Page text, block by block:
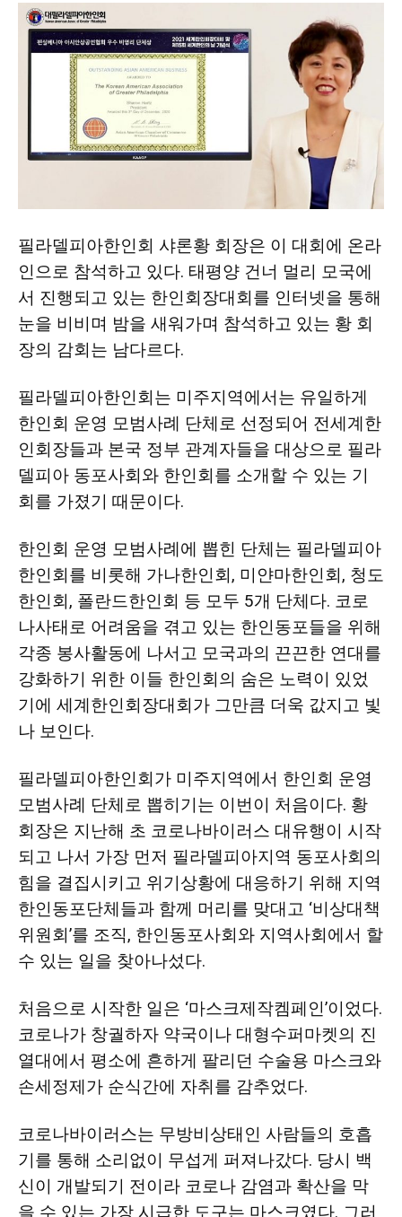
필라델피아한인회 샤론황 회장은 이 대회에 온라
인으로 참석하고 있다. 태평양 건너 멀리 모국에
서 진행되고 있는 한인회장대회를 인터넷을 통해
눈을 비비며 밤을 새워가며 참석하고 있는 황 회
장의 감회는 남다르다.
필라델피아한인회는 미주지역에서는 유일하게
한인회 운영 모범사례 단체로 선정되어 전세계한
인회장들과 본국 정부 관계자들을 대상으로 필라
델피아 동포사회와 한인회를 소개할 수 있는 기
회를 가졌기 때문이다.
한인회 운영 모범사례에 뽑힌 단체는 필라델피아
한인회를 비롯해 가나한인회, 미얀마한인회, 청도
한인회, 폴란드한인회 등 모두 5개 단체다. 코로
나사태로 어려움을 겪고 있는 한인동포들을 위해
각종 봉사활동에 나서고 모국과의 끈끈한 연대를
강화하기 위한 이들 한인회의 숨은 노력이 있었
기에 세계한인회장대회가 그만큼 더욱 값지고 빛
나 보인다.
필라델피아한인회가 미주지역에서 한인회 운영
모범사례 단체로 뽑히기는 이번이 처음이다. 황
회장은 지난해 초 코로나바이러스 대유행이 시작
되고 나서 가장 먼저 필라델피아지역 동포사회의
힘을 결집시키고 위기상황에 대응하기 위해 지역
한인동포단체들과 함께 머리를 맞대고 ‘비상대책
위원회’를 조직, 한인동포사회와 지역사회에서 할
수 있는 일을 찾아나섰다.
처음으로 시작한 일은 ‘마스크제작켐페인’이었다.
코로나가 창궐하자 약국이나 대형수퍼마켓의 진
열대에서 평소에 흔하게 팔리던 수술용 마스크와
손세정제가 순식간에 자취를 감추었다.
코로나바이러스는 무방비상태인 사람들의 호흡
기를 통해 소리없이 무섭게 퍼져나갔다. 당시 백
신이 개발되기 전이라 코로나 감염과 확산을 막
을 수 있는 가장 시급한 도구는 마스크였다. 그러